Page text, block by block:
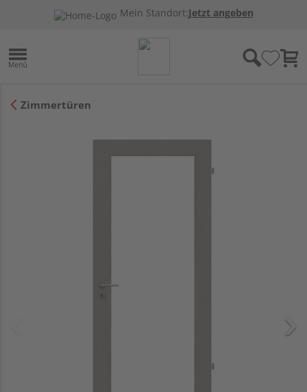
Mein Standort:Jetzt angeben
Zimmertüren